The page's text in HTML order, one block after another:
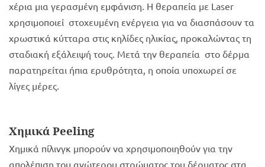
χέρια μια γερασμένη εμφάνιση. H θεραπεία με Laser
χρησιμοποιεί στοχευμένη ενέργεια για να διασπάσουν τα
χρωστικά κύτταρα στις κηλίδες ηλικίας, προκαλώντας τη
σταδιακή εξάλειψή τους. Μετά την θεραπεία στο δέρμα
παρατηρείται ήπια ερυθρότητα, η οποία υποχωρεί σε
λίγες μέρες.
Χημικά Peeling
Χημικά πίλινγκ μπορούν να χρησιμοποιηθούν για την
απολέπιση του ανώτερου στρώματος του δέρματος στα